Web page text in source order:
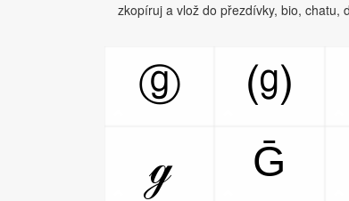
zkopíruj a vlož do přezdívky, bio, chatu,
ⓖ ⒢
ℊ
Ḡ